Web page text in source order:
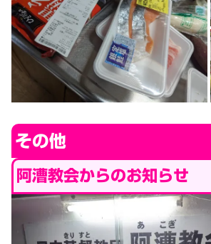
その他
阿漕教会からのお知らせ